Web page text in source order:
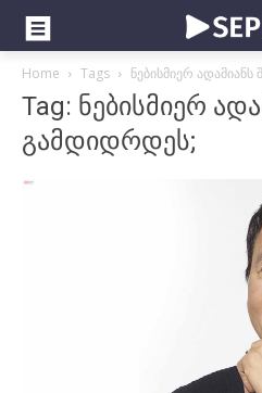
Home Tags ნებისმიერ
Tag: ნებისმიერ
გამდიდრდეს;